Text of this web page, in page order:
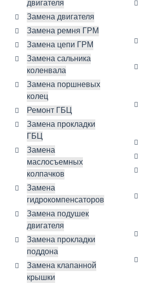
двигателя
Замена двигателя
Замена ремня ГРМ
Замена цепи ГРМ
Замена сальника
коленвала
Замена поршневых
колец
Ремонт ГБЦ
Замена прокладки
ГБЦ
Замена
маслосъемных
колпачков
Замена
гидрокомпенсаторов
Замена подушек
двигателя
Замена прокладки
поддона
Замена клапанной
крышки